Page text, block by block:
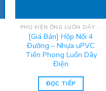
PHỤ KIỆN ỐNG LUỒN DÂY ĐIỆN UPVC TIỀN PHONG
[Giá Bán] Hộp Nối 4
Đường – Nhựa uPVC
Tiền Phong Luồn Dây
Điện
ĐỌC TIẾP